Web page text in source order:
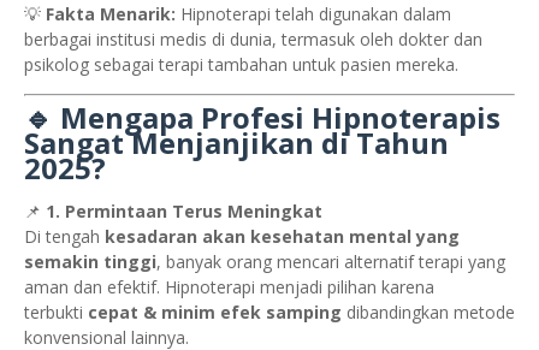
💡 Fakta Menarik: Hipnoterapi telah digunakan dalam
berbagai institusi medis di dunia, termasuk oleh dokter dan
psikolog sebagai terapi tambahan untuk pasien mereka.
🔹 Mengapa Profesi Hipnoterapis
Sangat Menjanjikan di Tahun
2025?
📌 1. Permintaan Terus Meningkat
Di tengah kesadaran akan kesehatan mental yang
semakin tinggi, banyak orang mencari alternatif terapi yang
aman dan efektif. Hipnoterapi menjadi pilihan karena
terbukti cepat & minim efek samping dibandingkan metode
konvensional lainnya.